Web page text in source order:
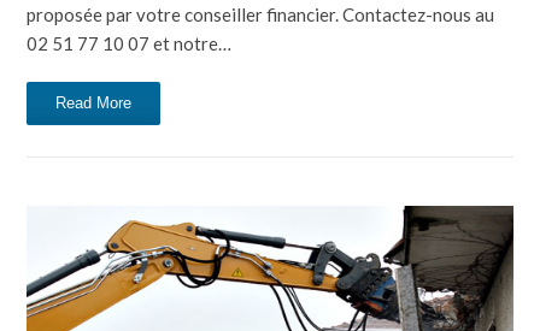
proposée par votre conseiller financier. Contactez-nous au
02 51 77 10 07 et notre…
Read More